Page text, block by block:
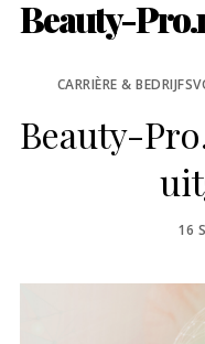
Beauty-
CARRIÈRE &
Beauty-
16